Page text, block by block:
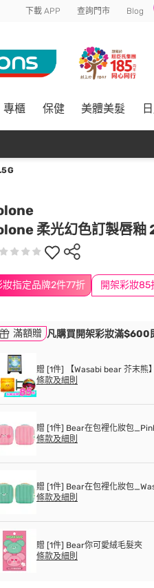
下載 APP 查詢門市 Blog
專櫃 保健 美體美髮
柔光幻色訂製唇釉
妝指定品牌2件77折 開架彩妝85
滿額贈 凡購買開架彩妝滿$600
贈 [1件] 【Wasabi bear 芥末熊
條款及細則
贈 [1件] Bear在包裡化妝包
條款及細則
贈 [1件] Bear在包裡化妝包
條款及細則
贈 [1件] Bear你可愛絨毛髮夾
條款及細則